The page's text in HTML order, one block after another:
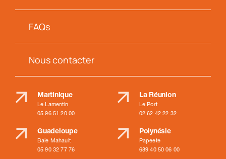
FAQs
Nous contacter
Martinique
Le Lamentin
05 96 51 20 00
Guadeloupe
Baie Mahault
05 90 32 77 76
La Réunion
Le Port
02 62 42 22 32
Polynésie
Papeete
689 40 50 06 00